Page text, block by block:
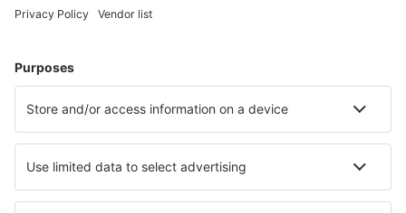
Nejvyhledávanější hotely uživateli eSky
Hotely v Portu Hotely in Albufeira Hotely ve Funchalu
Hotely in Santiago do Cacém Hotely v Bradze
Hotely in São Pedro do Sul